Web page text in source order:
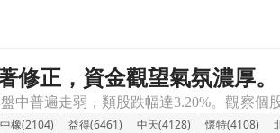
修正，資金觀望氣氛濃厚。
橡(2104) 益得(6461) 中天(4128) 懷特(4108)